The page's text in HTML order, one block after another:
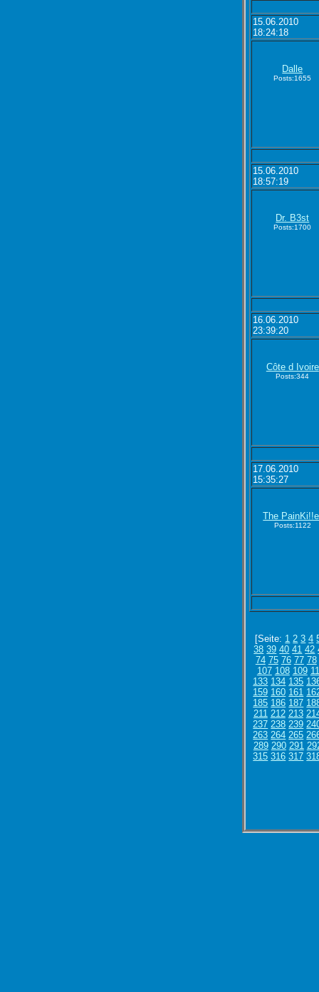
15.06.2010
18:24:18
Dalle
Posts:1655
15.06.2010
18:57:19
Dr. B3st
Posts:1700
16.06.2010
23:39:20
Côte d Ivoire
Posts:344
17.06.2010
15:35:27
The
Posts:1122
[Seite: 1 2 3 4
38 39 40 41 42
74 75 76 77 78
107 108 109
133 134 135
159 160 161
185 186 187
211 212 213
237 238 239
263 264 265
289 290 291
315 316 317